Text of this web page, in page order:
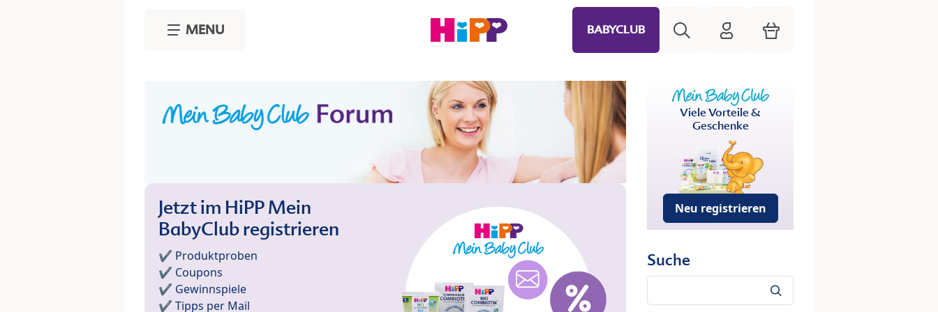
MENU BABYCLUB HiPP Mein Babyclub
Warenkorb
Jetzt im HiPP Mein
BabyClub registrieren
✔️ Produktproben
✔️ Coupons
✔️ Gewinnspiele
✔️ Tipps per Mail
Viele Vorteile &
Geschenke
Neu registrieren
Suche